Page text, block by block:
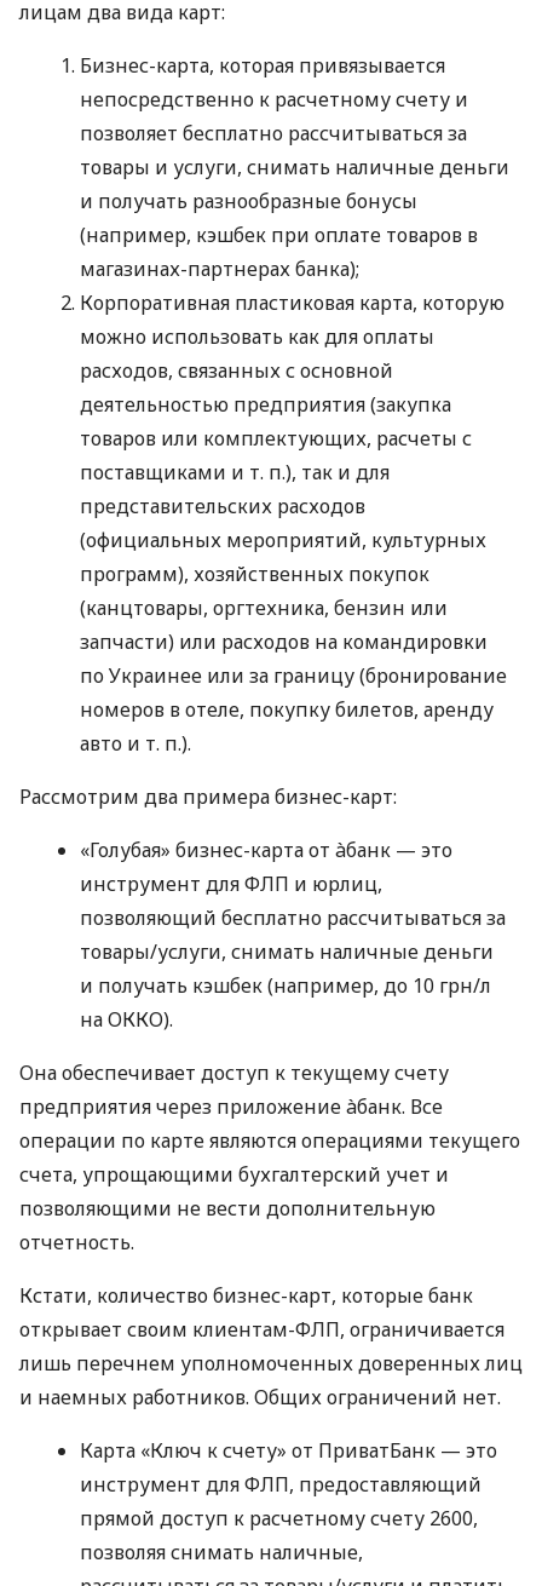
лицам два вида карт:
Бизнес-карта, которая привязывается
непосредственно к расчетному счету и
позволяет бесплатно рассчитываться за
товары и услуги, снимать наличные деньги
и получать разнообразные бонусы
(например, кэшбек при оплате товаров в
магазинах-партнерах банка);
Корпоративная пластиковая карта, которую
можно использовать как для оплаты
расходов, связанных с основной
деятельностью предприятия (закупка
товаров или комплектующих, расчеты с
поставщиками и т. п.), так и для
представительских расходов
(официальных мероприятий, культурных
программ), хозяйственных покупок
(канцтовары, оргтехника, бензин или
запчасти) или расходов на командировки
по Украинее или за границу (бронирование
номеров в отеле, покупку билетов, аренду
авто и т. п.).
Рассмотрим два примера бизнес-карт:
«Голубая» бизнес-карта от àбанк — это
инструмент для ФЛП и юрлиц,
позволяющий бесплатно рассчитываться за
товары/услуги, снимать наличные деньги
и получать кэшбек (например, до 10 грн/л
на ОККО).
Она обеспечивает доступ к текущему счету
предприятия через приложение àбанк. Все
операции по карте являются операциями текущего
счета, упрощающими бухгалтерский учет и
позволяющими не вести дополнительную
отчетность.
Кстати, количество бизнес-карт, которые банк
открывает своим клиентам-ФЛП, ограничивается
лишь перечнем уполномоченных доверенных лиц
и наемных работников. Общих ограничений нет.
Карта «Ключ к счету» от ПриватБанк — это
инструмент для ФЛП, предоставляющий
прямой доступ к расчетному счету 2600,
позволяя снимать наличные,